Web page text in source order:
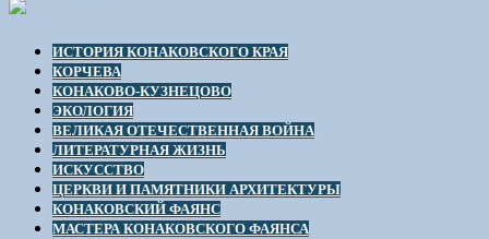
ИСТОРИЯ КОНАКОВСКОГО КРАЯ
КОРЧЕВА
КОНАКОВО-КУЗНЕЦОВО
ЭКОЛОГИЯ
ВЕЛИКАЯ ОТЕЧЕСТВЕННАЯ ВОЙНА
ЛИТЕРАТУРНАЯ ЖИЗНЬ
ИСКУССТВО
ЦЕРКВИ И ПАМЯТНИКИ АРХИТЕКТУРЫ
КОНАКОВСКИЙ ФАЯНС
МАСТЕРА КОНАКОВСКОГО ФАЯНСА